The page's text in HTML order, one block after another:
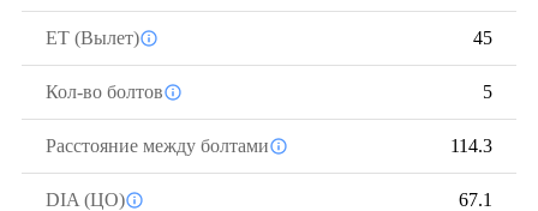
ЕТ (Вылет) 45
Кол-во болтов 5
Расстояние между болтами 114.3
DIA (ЦО) 67.1